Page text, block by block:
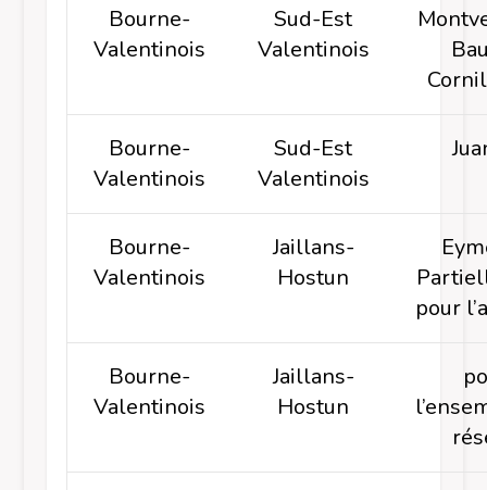
Bourne-
Valentinois
Sud-Est
Valentinois
Bourne-
Valentinois
Sud-Est
Valentinois
Bourne-
Valentinois
Jaillans-
Hostun
pour
Bourne-
Valentinois
Jaillans-
Hostun